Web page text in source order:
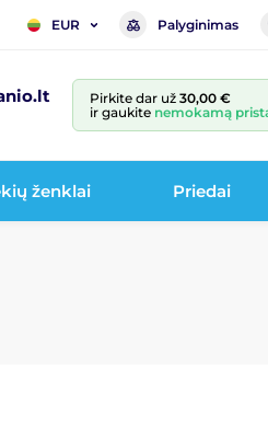
EUR Palyginimas
Pirkite dar už 30,00 €
ir gaukite nemokamą
ženklai Priedai